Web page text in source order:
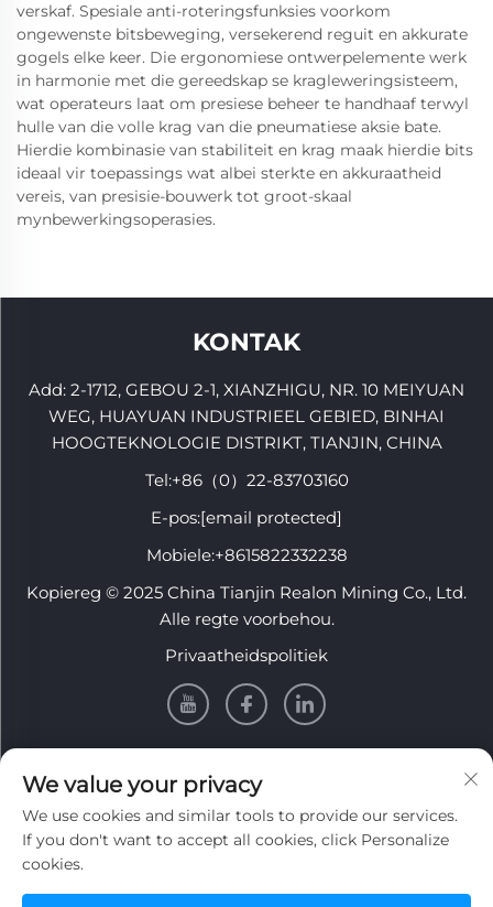
verskaf. Spesiale anti-roteringsfunksies voorkom
ongewenste bitsbeweging, versekerend reguit en akkurate
gogels elke keer. Die ergonomiese ontwerpelemente werk
in harmonie met die gereedskap se kragleweringsisteem,
wat operateurs laat om presiese beheer te handhaaf terwyl
hulle van die volle krag van die pneumatiese aksie bate.
Hierdie kombinasie van stabiliteit en krag maak hierdie bits
ideaal vir toepassings wat albei sterkte en akkuraatheid
vereis, van presisie-bouwerk tot groot-skaal
mynbewerkingsoperasies.
KONTAK
Add: 2-1712, GEBOU 2-1, XIANZHIGU, NR. 10 MEIYUAN
WEG, HUAYUAN INDUSTRIEEL GEBIED, BINHAI
HOOGTEKNOLOGIE DISTRIKT, TIANJIN, CHINA
Tel:+86（0）22-83703160
E-pos:[email protected]
Mobiele:+8615822332238
Kopiereg © 2025 China Tianjin Realon Mining Co., Ltd.
Alle regte voorbehou.
Privaatheidspolitiek
INFORMASIE
Teken aan om ons weeklikse nuusbrief te ontvang
We value your privacy
We use cookies and similar tools to provide our services.
If you don't want to accept all cookies, click Personalize
cookies.